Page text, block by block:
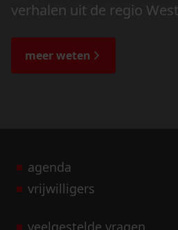
verhalen uit de regio
de bijzondere verhalen.
meer weten
agenda
vrijwilligers